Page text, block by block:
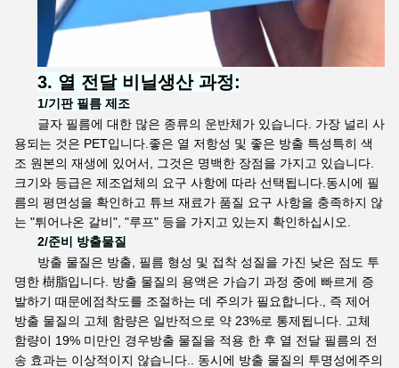
3. 열 전달 비닐생산 과정:
1/기판 필름 제조
글자 필름에 대한 많은 종류의 운반체가 있습니다. 가장 널리 사
용되는 것은 PET입니다.좋은 열 저항성 및 좋은 방출 특성특히 색
조 원본의 재생에 있어서, 그것은 명백한 장점을 가지고 있습니다.
크기와 등급은 제조업체의 요구 사항에 따라 선택됩니다.동시에 필
름의 평면성을 확인하고 튜브 재료가 품질 요구 사항을 충족하지 않
는 "튀어나온 갈비", "루프" 등을 가지고 있는지 확인하십시오.
2/준비
방출물질
방출 물질은 방출, 필름 형성 및 접착 성질을 가진 낮은 점도 투
명한 樹脂입니다. 방출 물질의 용액은 가습기 과정 중에 빠르게 증
발하기 때문에점착도를 조절하는 데 주의가 필요합니다., 즉 제어
방출 물질의 고체 함량은 일반적으로 약 23%로 통제됩니다. 고체
함량이 19% 미만인 경우방출 물질을 적용 한 후 열 전달 필름의 전
송 효과는 이상적이지 않습니다.. 동시에 방출 물질의 투명성에주의